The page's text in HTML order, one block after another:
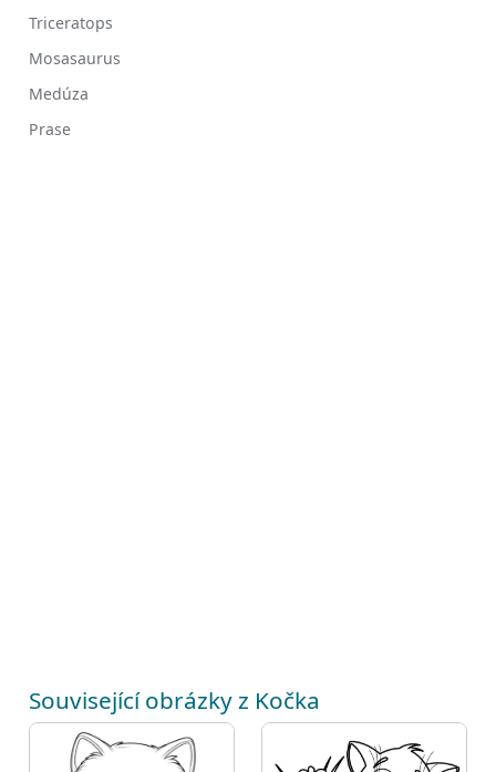
Triceratops
Mosasaurus
Medúza
Prase
Související obrázky z Kočka